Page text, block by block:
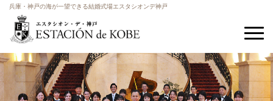
兵庫・神戸の海が一望できる結婚式場エスタシオンデ神戸